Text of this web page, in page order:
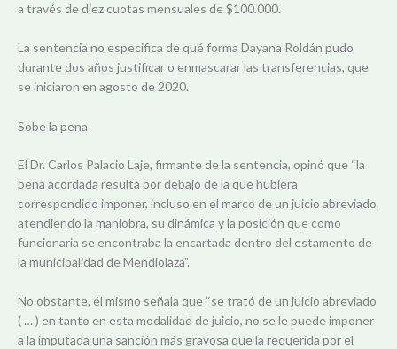
a través de diez cuotas mensuales de $100.000.
La sentencia no especifica de qué forma Dayana Roldán pudo
durante dos años justificar o enmascarar las transferencias, que
se iniciaron en agosto de 2020.
Sobe la pena
El Dr. Carlos Palacio Laje, firmante de la sentencia, opinó que “la
pena acordada resulta por debajo de la que hubiera
correspondido imponer, incluso en el marco de un juicio abreviado,
atendiendo la maniobra, su dinámica y la posición que como
funcionaria se encontraba la encartada dentro del estamento de
la municipalidad de Mendiolaza”.
No obstante, él mismo señala que “se trató de un juicio abreviado
( … ) en tanto en esta modalidad de juicio, no se le puede imponer
a la imputada una sanción más gravosa que la requerida por el